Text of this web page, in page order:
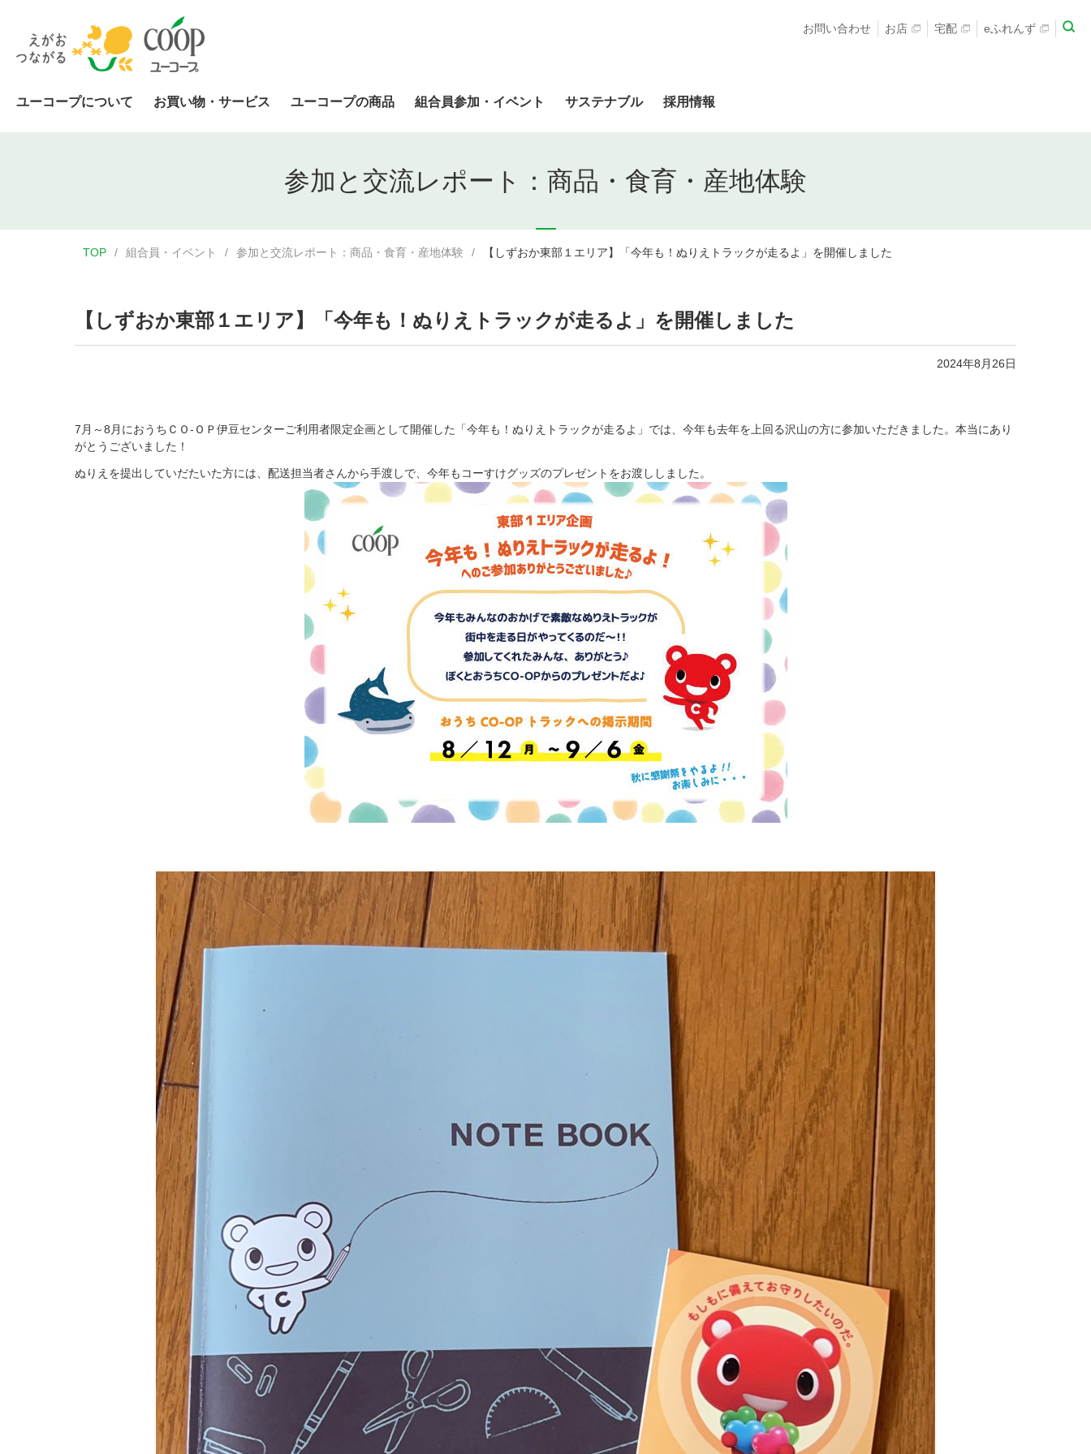
ユーコープについて お買い物・サービス ユーコープの商品 組合員参加・イベント サステナブル 採用情報
お問い合わせ お店 宅配 eふれんず
参加と交流レポート：商品・食育・産地体験
TOP 組合員・イベント 参加と交流レポート：商品・食育・産地体験 【しずおか東部１エリア】「今年も！ぬりえトラックが走るよ」を開催しました
【しずおか東部１エリア】「今年も！ぬりえトラックが走るよ」を開催しました
2024年8月26日
7月～8月におうちＣＯ-ＯＰ伊豆センターご利用者限定企画として開催した「今年も！ぬりえトラックが走るよ」では、今年も去年を上回る沢山の方に参加いただきました。本当にあり
がとうございました！
ぬりえを提出していだたいた方には、配送担当者さんから手渡しで、今年もコーすけグッズのプレゼントをお渡ししました。